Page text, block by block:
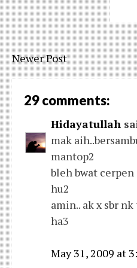
Newer Post
29 comments:
Hidayatullah
mak
mantop2
bleh bwat cerpen
hu2
amin.. ak x sbr
ha3
May 31, 2009 at